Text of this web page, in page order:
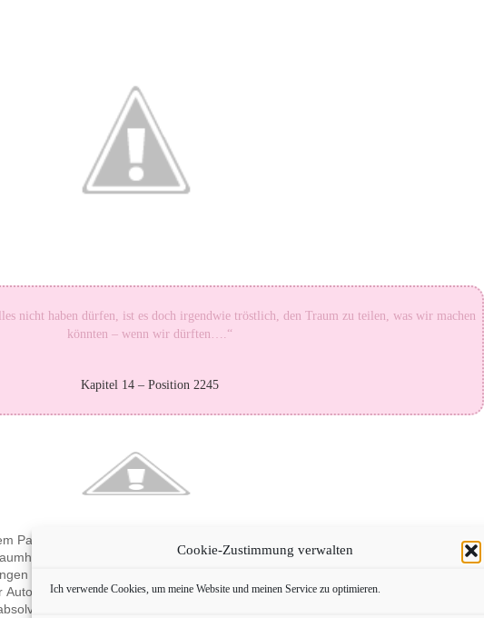
Cookie-Zustimmung verwalten
Ich verwende Cookies, um meine Website und meinen Service zu optimieren.
nicht haben dürfen, ist es doch irgendwie tröstlich, den Traum zu teilen, was wir machen
könnten – wenn wir dürften…
.“
Kapitel 14 – Position 2245
Paar darauf, wo das Mädchen in den Vordergrund gestellt ist. Und dann noch die
Zum Klappentext und zur Leseprobe kann ich nichts sagen, da ich sie
in diese süsse Liebesgeschichte einzutauchen.
und sie hat mein Herz im Sturm erobert. Maya ist 16 Jahre und will eine
Nur dafür muss sie umziehen und ihr altes und gewohntes Umfeld